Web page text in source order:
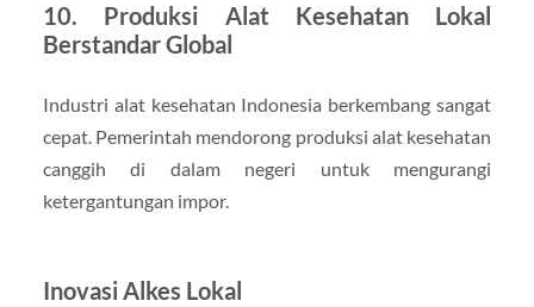
10. Produksi Alat Kesehatan Lokal
Berstandar Global
Industri alat kesehatan Indonesia berkembang sangat
cepat. Pemerintah mendorong produksi alat kesehatan
canggih di dalam negeri untuk mengurangi
ketergantungan impor.
Inovasi Alkes Lokal